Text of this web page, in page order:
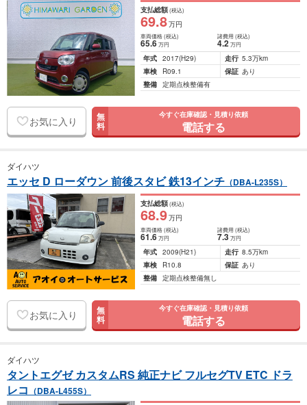
支払総額(税込)
69.8万円
車両価格(税込)
65.6万円
諸費用 (税込)
4.2 万円
年式 2017(H29) 走行 5.3万km
車検
R09.1 保証 あり
整備 定期点検整備有
お気に入り 無
料
今すぐ在庫確認・見積り依頼
電話する
ダイハツ
エッセ D ローダウン 前後スタビ 鉄13インチ （DBA-L235S）
支払総額(税込)
68.9万円
車両価格(税込)
61.6万円
諸費用 (税込)
7.3 万円
年式 2009(H21) 走行 8.5万km
車検
R10.8 保証 あり
整備 定期点検整備無し
お気に入り 無
料
今すぐ在庫確認・見積り依頼
電話する
ダイハツ
タントエグゼ カスタムRS 純正ナビ フルセグTV ETC ドラ
レコ （DBA-L455S）